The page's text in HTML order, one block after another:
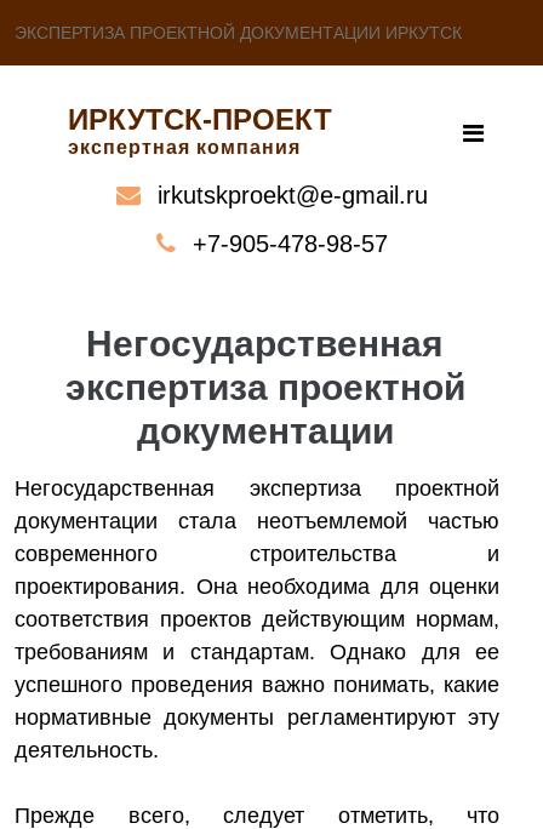
ЭКСПЕРТИЗА ПРОЕКТНОЙ ДОКУМЕНТАЦИИ ИРКУТСК
ИРКУТСК-ПРОЕКТ
экспертная компания
irkutskproekt@e-gmail.ru
+7-905-478-98-57
Негосударственная
экспертиза проектной
документации
Негосударственная экспертиза проектной
документации стала неотъемлемой частью
современного строительства и
проектирования. Она необходима для оценки
соответствия проектов действующим нормам,
требованиям и стандартам. Однако для ее
успешного проведения важно понимать, какие
нормативные документы регламентируют эту
деятельность.
Прежде всего, следует отметить, что